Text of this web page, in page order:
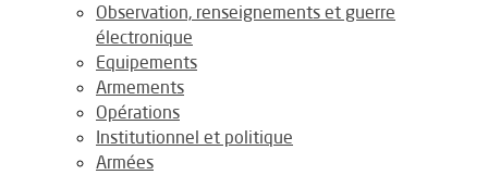
Observation, renseignements et guerre
électronique
Equipements
Armements
Opérations
Institutionnel et politique
Armées